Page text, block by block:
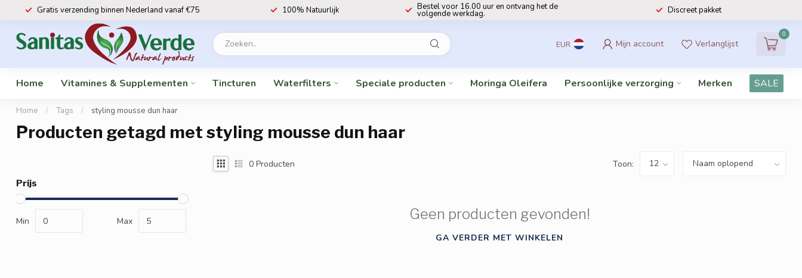
Gratis verzending binnen Nederland vanaf €75 100% Natuurlijk Bestel voor 16.00 uur en ontvang het de
volgende werkdag. Discreet pakket
EUR Mijn account Verlanglijst
0
Home Vitamines & Supplementen Tincturen Waterfilters Speciale producten Moringa Oleifera Persoonlijke verzorging Merken SALE
Home / Tags / styling mousse dun haar
Producten getagd met styling mousse dun haar
Prijs
Min Max
0 Producten Toon:
Geen producten gevonden!
GA VERDER MET WINKELEN